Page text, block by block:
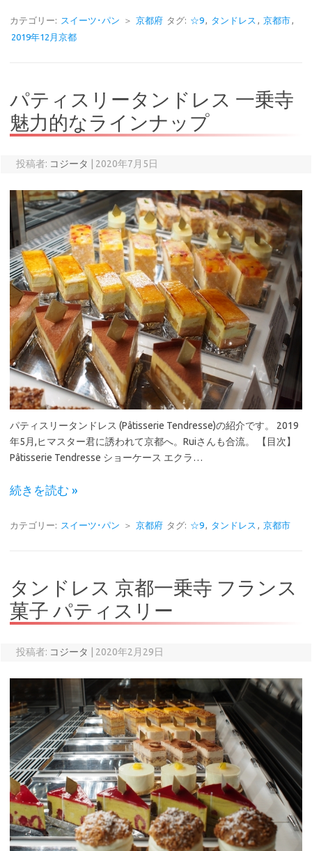
カテゴリー: スイーツ･パン ＞ 京都府 タグ: ☆9, タンドレス , 京都市,
2019年12月京都
パティスリータンドレス 一乗寺
魅力的なラインナップ
投稿者: コジータ 2020年7月5日
パティスリータンドレス (Pâtisserie Tendresse)の紹介です。 2019
年5月,ヒマスター君に誘われて京都へ。Ruiさんも合流。 【目次】
Pâtisserie Tendresse ショーケース エクラ…
続きを読む »
カテゴリー: スイーツ･パン ＞ 京都府 タグ: ☆9 タンドレス 京都市
タンドレス 京都一乗寺 フランス
菓子 パティスリー
投稿者: コジータ 2020年2月29日